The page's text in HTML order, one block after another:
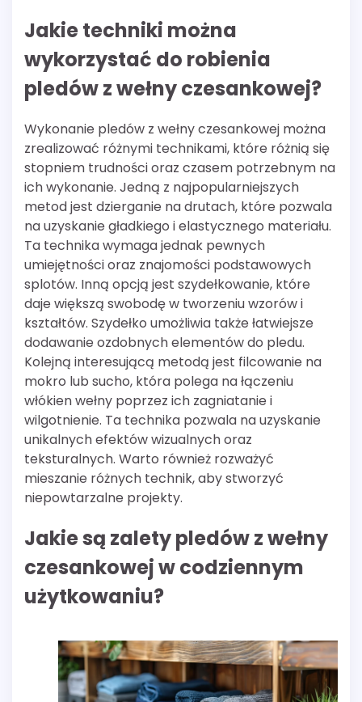
Jakie techniki można
wykorzystać do robienia
pledów z wełny czesankowej?
Wykonanie pledów z wełny czesankowej można
zrealizować różnymi technikami, które różnią się
stopniem trudności oraz czasem potrzebnym na
ich wykonanie. Jedną z najpopularniejszych
metod jest dzierganie na drutach, które pozwala
na uzyskanie gładkiego i elastycznego materiału.
Ta technika wymaga jednak pewnych
umiejętności oraz znajomości podstawowych
splotów. Inną opcją jest szydełkowanie, które
daje większą swobodę w tworzeniu wzorów i
kształtów. Szydełko umożliwia także łatwiejsze
dodawanie ozdobnych elementów do pledu.
Kolejną interesującą metodą jest filcowanie na
mokro lub sucho, która polega na łączeniu
włókien wełny poprzez ich zagniatanie i
wilgotnienie. Ta technika pozwala na uzyskanie
unikalnych efektów wizualnych oraz
teksturalnych. Warto również rozważyć
mieszanie różnych technik, aby stworzyć
niepowtarzalne projekty.
Jakie są zalety pledów z wełny
czesankowej w codziennym
użytkowaniu?